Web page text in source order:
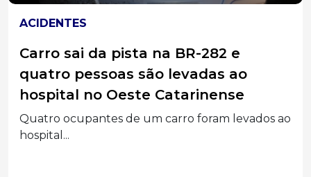
ACIDENTES
Carro sai da pista na BR-282 e
quatro pessoas são levadas ao
hospital no Oeste Catarinense
Quatro ocupantes de um carro foram levados ao
hospital...